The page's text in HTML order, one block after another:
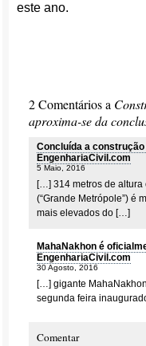
este ano.
2 Comentários a
aproxima-se da
Concluída a construção
EngenhariaCivil.com
5 Maio, 2016
[…] 314 metros de altura
(“Grande Metrópole”) é
mais elevados do […]
MahaNakhon é
EngenhariaCivil.com
30 Agosto, 2016
[…] gigante
segunda feira
Comentar